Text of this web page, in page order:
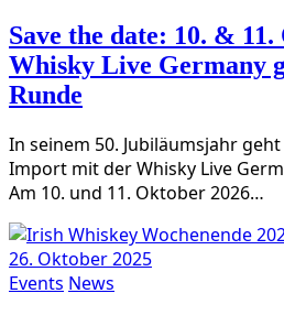
Save the date: 10. &
Whisky Live Germany
Runde
In sei­nem 50. Jubi­lä­ums­jahr
Import mit der Whis­ky Live
Am 10. und 11. Okto­ber 2026…
26. Oktober 2025
Events News